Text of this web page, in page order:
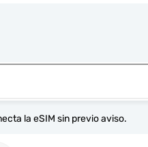
la eSIM sin previo aviso.